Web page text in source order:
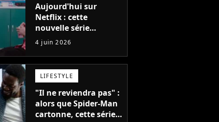
Aujourd'hui sur
Netflix : cette
nouvelle série
pourrait devenir la
nouvelle obsession
des fans de BTS,
Blackpink et Stray
Kids
4 juin 2026
LIFESTYLE
"Il ne reviendra pas" :
alors que Spider-Man
cartonne, cette série